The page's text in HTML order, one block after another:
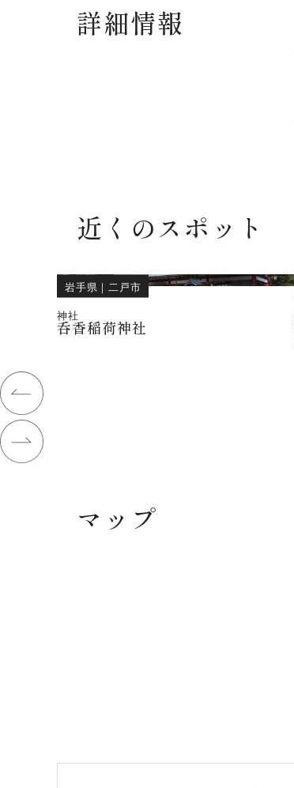
詳細情報
近くのスポット
岩手県 ｜ 二戸市
神社
呑香稲荷神社
マップ